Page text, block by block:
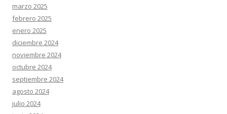
marzo 2025
febrero 2025
enero 2025
diciembre 2024
noviembre 2024
octubre 2024
septiembre 2024
agosto 2024
julio 2024